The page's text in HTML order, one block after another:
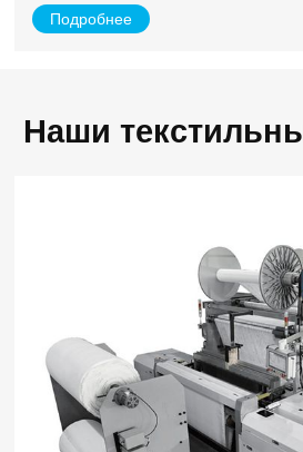
Подробнее
Наши